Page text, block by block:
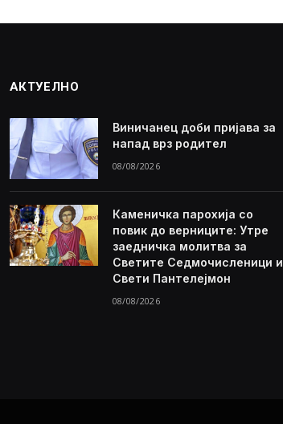
АКТУЕЛНО
Виничанец доби пријава за
напад врз родител
08/08/2026
Каменичка парохија со
повик до верниците: Утре
заедничка молитва за
Светите Седмочисленици и
Свети Пантелејмон
08/08/2026